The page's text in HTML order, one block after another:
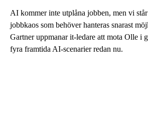
AI kommer inte utplåna jobben, men vi
jobbkaos som behöver hanteras snarast
Gartner uppmanar it-ledare att mota Olle i
fyra framtida AI-scenarier redan nu.